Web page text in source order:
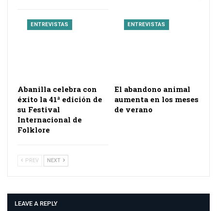
ENTREVISTAS
Abanilla celebra con
éxito la 41ª edición de
su Festival
Internacional de
Folklore
ENTREVISTAS
El abandono animal
aumenta en los meses
de verano
PREV NEXT
LEAVE A REPLY